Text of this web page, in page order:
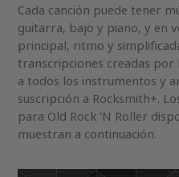
Cada canción puede tener
guitarra, bajo y piano, y en
principal, ritmo y
transcripciones creadas por
a todos los instrumentos y
suscripción a Rocksmith+.
para Old Rock 'N Roller
muestran a continuación.